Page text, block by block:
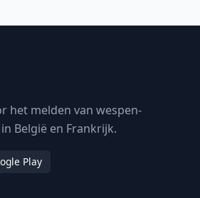
het melden van wespen-
België en Frankrijk.
Play